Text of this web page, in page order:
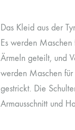
Das Kleid aus der
Es werden
Ärmeln geteilt, und
werden Maschen
gestrickt. Die
Armausschnitt und